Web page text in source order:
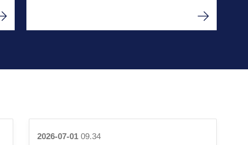
2026-07-01 09.34